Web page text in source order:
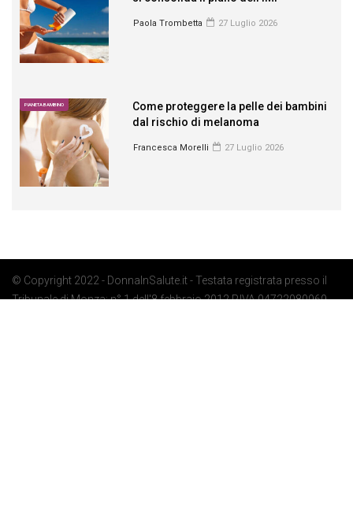
Paola Trombetta 27 Luglio 2026
PIANETA BAMBINO
Come proteggere la pelle dei bambini
dal rischio di melanoma
Francesca Morelli 27 Luglio 2026
© Copyright 2022 - DonnaInSalute.it - Testata registrata presso il
Tribunale di Monza: n° 1 dell'8 febbraio 2012 P.IVA 04722080969 -